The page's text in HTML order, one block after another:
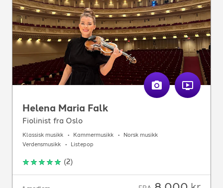
Helena Maria Falk
Fiolinist fra Oslo
Klassisk musikk Kammermusikk
Norsk musikk
Verdensmusikk
Listepop
(2)